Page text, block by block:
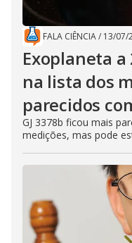
FALA CIÊNCIA/ 13/07/
Exoplaneta
na lista dos
parecidos
GJ 3378b ficou mais
medições, mas pode